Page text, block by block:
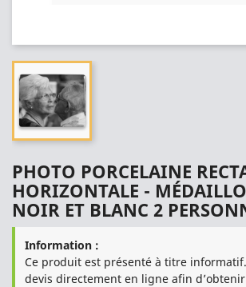
PHOTO PORCELAINE
HORIZONTALE -
NOIR ET BLANC 2
Information :
Ce produit est présenté à titre
devis directement en ligne afin